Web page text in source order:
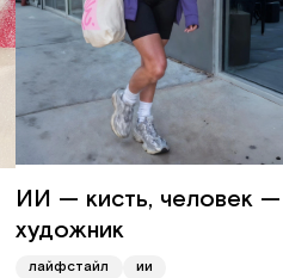
ИИ — кисть, человек —
художник
лайфстайл ии